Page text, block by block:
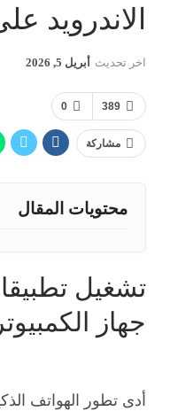
الاندرويد
اخر تحديث أبريل 5, 2026
0 389
مشاركة
محتويات المقال
تشغيل
جهاز الكمبيوتر
أدى تطور الهواتف